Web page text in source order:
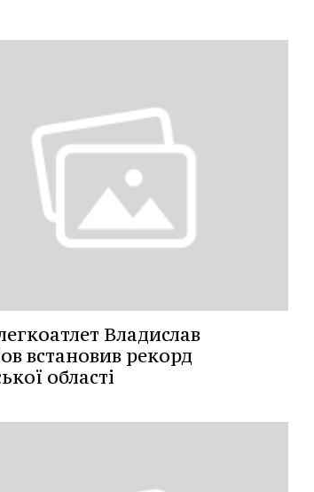
Владислав
встановив рекорд
області